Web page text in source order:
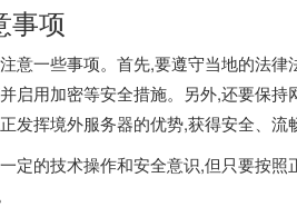
事项
意一些事项。首先,要遵守当地的法
启用加密等安全措施。另外,还要保
发挥境外服务器的优势,获得安全、流
定的技术操作和安全意识,但只要按